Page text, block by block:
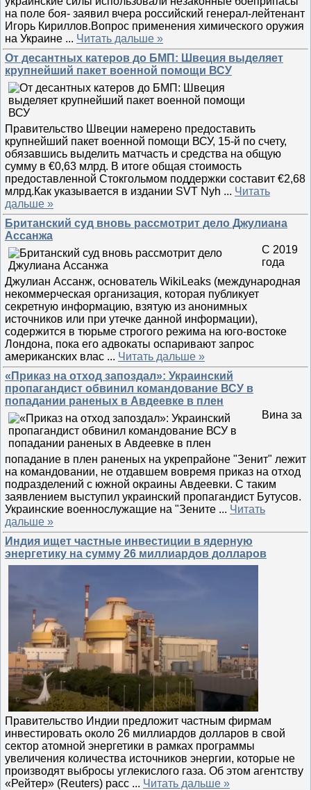
на поле боя- заявил вчера российский генерал-лейтенант
Игорь Кириллов.Вопрос применения химического оружия
на Украине ... Читать дальше »
От десантных катеров до БМП: Швеция выделяет
крупнейший пакет военной помощи ВСУ
Правительство Швеции намерено предоставить
крупнейший пакет военной помощи ВСУ, 15-й по счету,
обязавшись выделить матчасть и средства на общую
сумму в €0,63 млрд. В итоге общая стоимость
предоставленной Стокгольмом поддержки составит €2,68
млрд.Как указывается в издании SVT Nyh ... Читать
дальше »
Британский суд вновь рассмотрит дело Джулиана
Ассанжа
С 2019
года
Джулиан Ассанж, основатель WikiLeaks (международная
некоммерческая организация, которая публикует
секретную информацию, взятую из анонимных
источников или при утечке данной информации),
содержится в тюрьме строгого режима на юго-востоке
Лондона, пока его адвокаты оспаривают запрос
американских влас ... Читать дальше »
«Приказ на отход запоздал»: Украинский
пропагандист обвинил командование ВСУ в
попадании раненых в Авдеевке в плен
Вина за
попадание в плен раненых на укрепрайоне "Зенит" лежит
на командовании, не отдавшем вовремя приказ на отход
подразделений с южной окраины Авдеевки. С таким
заявлением выступил украинский пропагандист Бутусов.
Украинские военнослужащие на "Зените ... Читать
дальше »
Индия ищет частные инвестиции в ядерную
энергетику на сумму 26 миллиардов долларов
Правительство Индии предложит частным фирмам
инвестировать около 26 миллиардов долларов в свой
сектор атомной энергетики в рамках программы
увеличения количества источников энергии, которые не
производят выбросы углекислого газа. Об этом агентству
«Рейтер» (Reuters) расс ... Читать дальше »